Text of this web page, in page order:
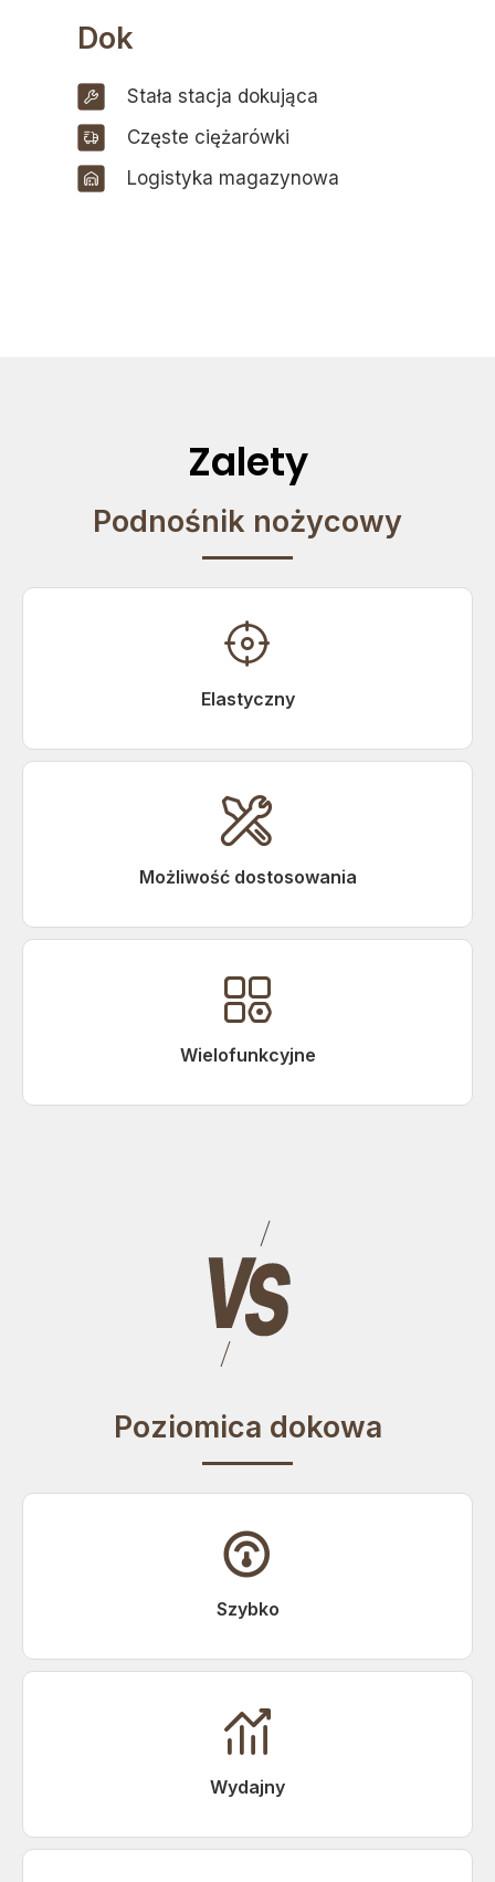
Dok
Stała stacja dokująca
Częste ciężarówki
Logistyka magazynowa
Zalety
Podnośnik nożycowy

Elastyczny

Możliwość dostosowania

Wielofunkcyjne
Poziomica dokowa

Szybko

Wydajny